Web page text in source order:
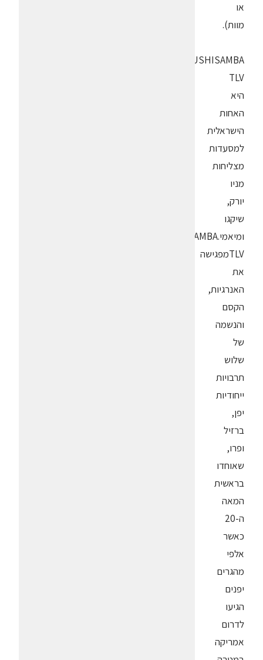
או
מוות).
SUSHISAMBA
TLV
היא
האחות
הישראלית
למסעדות
מצליחות
מניו
יורק,
שיקגו
ומיאמי.SUSHISAMBA
TLVמפגישה
את
האנרגיות,
הקסם
והנשמה
של
שלוש
תרבויות
ייחודיות
יפן,
ברזיל
ופרו,
שאוחדו
בראשית
המאה
ה-20
כאשר
אלפי
מהגרים
יפנים
הגיעו
לדרום
אמריקה